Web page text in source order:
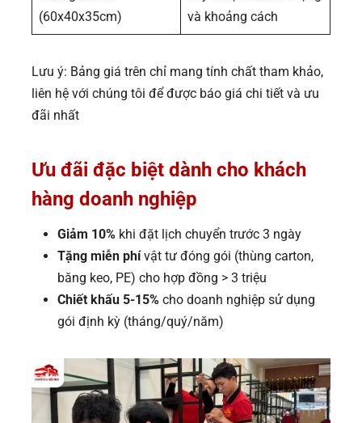
(60x40x35cm)
và khoảng cách
Lưu ý: Bảng giá trên chỉ mang tính chất tham khảo,
liên hệ với chúng tôi để được báo giá chi tiết và ưu
đãi nhất
Ưu đãi đặc biệt dành cho khách
hàng doanh nghiệp
Giảm 10% khi đặt lịch chuyển trước 3 ngày
Tặng miễn phívật tư đóng gói (thùng carton,
băng keo, PE) cho hợp đồng > 3 triệu
Chiết khấu 5-15% cho doanh nghiệp sử dụng
gói định kỳ (tháng/quý/năm)